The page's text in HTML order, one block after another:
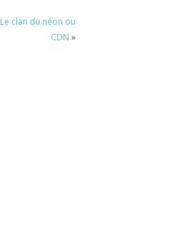
Le clan du néon ou
CDN »